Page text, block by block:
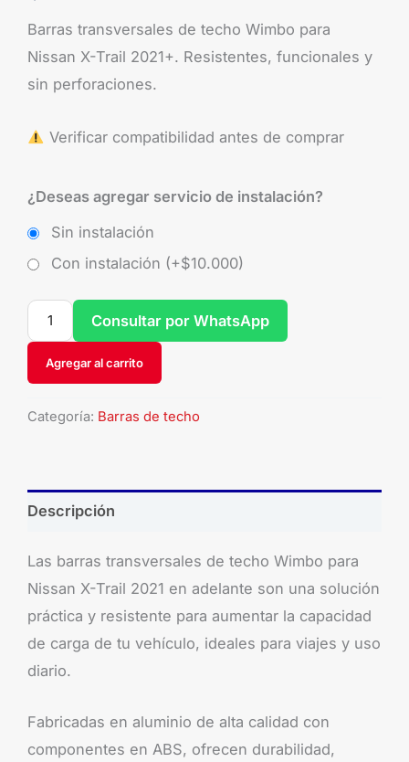
Barras transversales de techo Wimbo para
Nissan X-Trail 2021+. Resistentes, funcionales y
sin perforaciones.
Verificar compatibilidad antes de comprar
¿Deseas agregar servicio de instalación?
Sin instalación
Con instalación (+$10.000)
Agregar al carrito
Consultar por WhatsApp
Categoría: Barras de techo
Descripción
Las barras transversales de techo Wimbo para
Nissan X-Trail 2021 en adelante son una solución
práctica y resistente para aumentar la capacidad
de carga de tu vehículo, ideales para viajes y uso
diario.
Fabricadas en aluminio de alta calidad con
componentes en ABS, ofrecen durabilidad,